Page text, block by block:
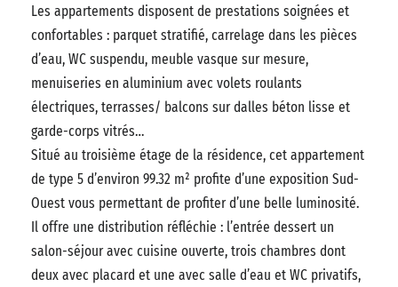
Les appartements disposent de prestations soignées et
confortables : parquet stratifié, carrelage dans les pièces
d’eau, WC suspendu, meuble vasque sur mesure,
menuiseries en aluminium avec volets roulants
électriques, terrasses/ balcons sur dalles béton lisse et
garde-corps vitrés…
Situé au troisième étage de la résidence, cet appartement
de type 5 d’environ 99.32 m² profite d’une exposition Sud-
Ouest vous permettant de profiter d’une belle luminosité.
Il offre une distribution réfléchie : l’entrée dessert un
salon-séjour avec cuisine ouverte, trois chambres dont
deux avec placard et une avec salle d’eau et WC privatifs,